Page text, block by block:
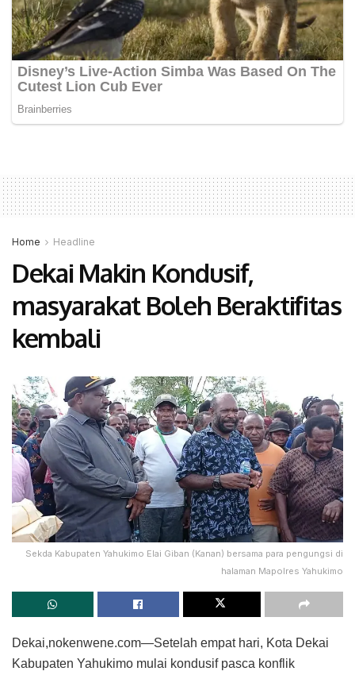
Home Headline
Dekai Makin Kondusif,
masyarakat Boleh Beraktifitas
kembali
Sekda Kabupaten Yahukimo Elai Giban (Kanan) bersama para pengungsi di
halaman Mapolres Yahukimo
Dekai,nokenwene.com—Setelah empat hari, Kota Dekai
Kabupaten Yahukimo mulai kondusif pasca konflik